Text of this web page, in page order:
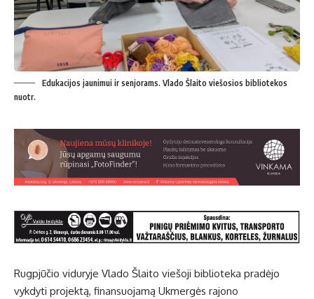
Edukacijos jaunimui ir senjorams. Vlado Šlaito viešosios bibliotekos
nuotr.
Rugpjūčio viduryje Vlado Šlaito viešoji biblioteka pradėjo
vykdyti projektą, finansuojamą Ukmergės rajono